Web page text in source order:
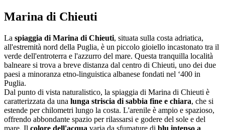
Marina di Chieuti
La spiaggia di Marina di Chieuti, situata sulla costa adriatica,
all'estremità nord della Puglia, è un piccolo gioiello incastonato tra il
verde dell'entroterra e l'azzurro del mare. Questa tranquilla località
balneare si trova a breve distanza dal centro di Chieuti, uno dei due
paesi a minoranza etno-linguistica albanese fondati nel ‘400 in
Puglia.
Dal punto di vista naturalistico, la spiaggia di Marina di Chieuti è
caratterizzata da una lunga striscia di sabbia fine e chiara, che si
estende per chilometri lungo la costa. L'arenile è ampio e spazioso,
offrendo abbondante spazio per rilassarsi e godere del sole e del
mare. Il colore dell'acqua varia da sfumature di blu intenso a